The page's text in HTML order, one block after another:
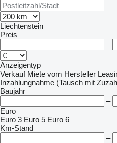
Liechtenstein
Preis
–
Anzeigentyp
Verkauf Miete vom Hersteller
Inzahlungnahme (Tausch mit
Baujahr
–
Euro
Euro 3 Euro 5 Euro 6
Km-Stand
–